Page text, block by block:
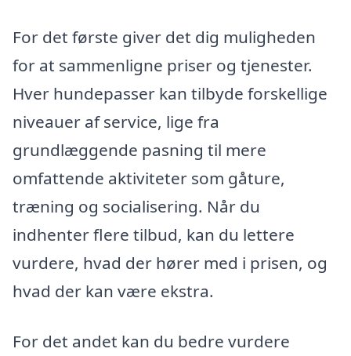
For det første giver det dig muligheden
for at sammenligne priser og tjenester.
Hver hundepasser kan tilbyde forskellige
niveauer af service, lige fra
grundlæggende pasning til mere
omfattende aktiviteter som gåture,
træning og socialisering. Når du
indhenter flere tilbud, kan du lettere
vurdere, hvad der hører med i prisen, og
hvad der kan være ekstra.
For det andet kan du bedre vurdere